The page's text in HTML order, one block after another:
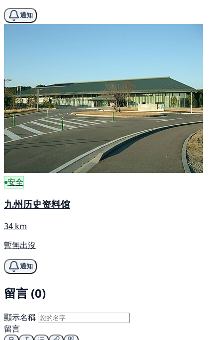
通知
安全
九州历史资料馆
34 km
暫無出沒
通知
留言 (0)
顯示名稱
留言